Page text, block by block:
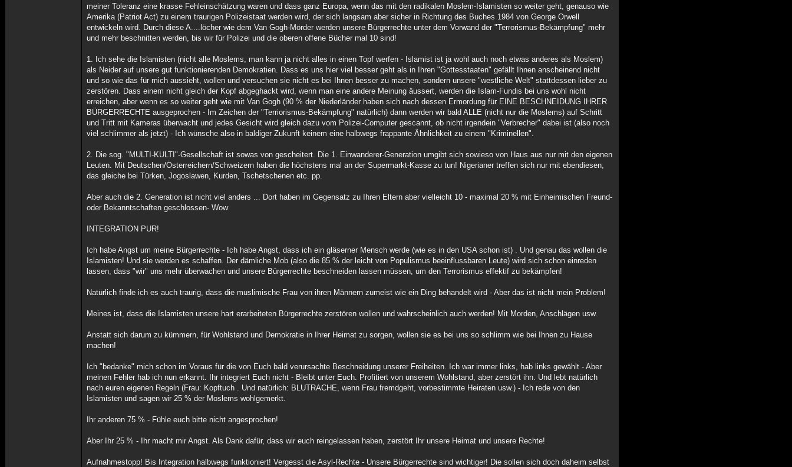
meiner Toleranz eine krasse Fehleinschätzung waren und dass ganz Europa, wenn das mit den radikalen Moslem-Islamisten so weiter geht, genauso wie
Amerika (Patriot Act) zu einem traurigen Polizeistaat werden wird, der sich langsam aber sicher in Richtung des Buches 1984 von George Orwell
entwickeln wird. Durch diese A....löcher wie dem Van Gogh-Mörder werden unsere Bürgerrechte unter dem Vorwand der "Terrorismus-Bekämpfung" mehr
und mehr beschnitten werden, bis wir für Polizei und die oberen offene Bücher mal 10 sind!
1. Ich sehe die Islamisten (nicht alle Moslems, man kann ja nicht alles in einen Topf werfen - Islamist ist ja wohl auch noch etwas anderes als Moslem)
als Neider auf unsere gut funktionierenden Demokratien. Dass es uns hier viel besser geht als in Ihren "Gottesstaaten" gefällt Ihnen anscheinend nicht
und so wie das für mich aussieht, wollen und versuchen sie nicht es bei Ihnen besser zu machen, sondern unsere "westliche Welt" stattdessen lieber zu
zerstören. Dass einem nicht gleich der Kopf abgeghackt wird, wenn man eine andere Meinung äussert, werden die Islam-Fundis bei uns wohl nicht
erreichen, aber wenn es so weiter geht wie mit Van Gogh (90 % der Niederländer haben sich nach dessen Ermordung für EINE BESCHNEIDUNG IHRER
BÜRGERRECHTE ausgeprochen - Im Zeichen der "Terriorismus-Bekämpfung" natürlich) dann werden wir bald ALLE (nicht nur die Moslems) auf Schritt
und Tritt mit Kameras überwacht und jedes Gesicht wird gleich dazu vom Polizei-Computer gescannt, ob nicht irgendein "Verbrecher" dabei ist (also noch
viel schlimmer als jetzt) - Ich wünsche also in baldiger Zukunft keinem eine halbwegs frappante Ähnlichkeit zu einem "Kriminellen".
2. Die sog. "MULTI-KULTI"-Gesellschaft ist sowas von gescheitert. Die 1. Einwanderer-Generation umgibt sich sowieso von Haus aus nur mit den eigenen
Leuten. Mit Deutschen/Österreichern/Schweizern haben die höchstens mal an der Supermarkt-Kasse zu tun! Nigerianer treffen sich nur mit ebendiesen,
das gleiche bei Türken, Jogoslawen, Kurden, Tschetschenen etc. pp.
Aber auch die 2. Generation ist nicht viel anders ... Dort haben im Gegensatz zu Ihren Eltern aber vielleicht 10 - maximal 20 % mit Einheimischen Freund-
oder Bekanntschaften geschlossen- Wow
INTEGRATION PUR!
Ich habe Angst um meine Bürgerrechte - Ich habe Angst, dass ich ein gläserner Mensch werde (wie es in den USA schon ist) . Und genau das wollen die
Islamisten! Und sie werden es schaffen. Der dämliche Mob (also die 85 % der leicht von Populismus beeinflussbaren Leute) wird sich schon einreden
lassen, dass "wir" uns mehr überwachen und unsere Bürgerrechte beschneiden lassen müssen, um den Terrorismus effektif zu bekämpfen!
Natürlich finde ich es auch traurig, dass die muslimische Frau von ihren Männern zumeist wie ein Ding behandelt wird - Aber das ist nicht mein Problem!
Meines ist, dass die Islamisten unsere hart erarbeiteten Bürgerrechte zerstören wollen und wahrscheinlich auch werden! Mit Morden, Anschlägen usw.
Anstatt sich darum zu kümmern, für Wohlstand und Demokratie in Ihrer Heimat zu sorgen, wollen sie es bei uns so schlimm wie bei Ihnen zu Hause
machen!
Ich "bedanke" mich schon im Voraus für die von Euch bald verursachte Beschneidung unserer Freiheiten. Ich war immer links, hab links gewählt - Aber
meinen Fehler hab ich nun erkannt. Ihr integriert Euch nicht - Bleibt unter Euch. Profitiert von unserem Wohlstand, aber zerstört ihn. Und lebt natürlich
nach euren eigenen Regeln (Frau: Kopftuch . Und natürlich: BLUTRACHE, wenn Frau fremdgeht, vorbestimmte Heiraten usw.) - Ich rede von den
Islamisten und sagen wir 25 % der Moslems wohlgemerkt.
Ihr anderen 75 % - Fühle euch bitte nicht angesprochen!
Aber Ihr 25 % - Ihr macht mir Angst. Als Dank dafür, dass wir euch reingelassen haben, zerstört Ihr unsere Heimat und unsere Rechte!
Aufnahmestopp! Bis Integration halbwegs funktioniert! Vergesst die Asyl-Rechte - Unsere Bürgerrechte sind wichtiger! Die sollen sich doch daheim selbst